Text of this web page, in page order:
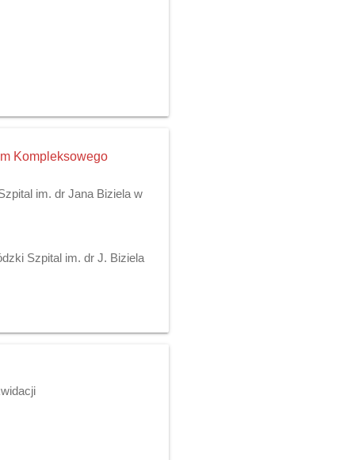
Kompleksowego
im. dr Jana Biziela w
Szpital im. dr J. Biziela